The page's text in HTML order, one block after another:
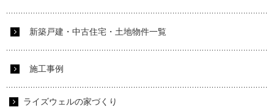
新築戸建・中古住宅・土地物件一覧
施工事例
ライズウェルの家づくり